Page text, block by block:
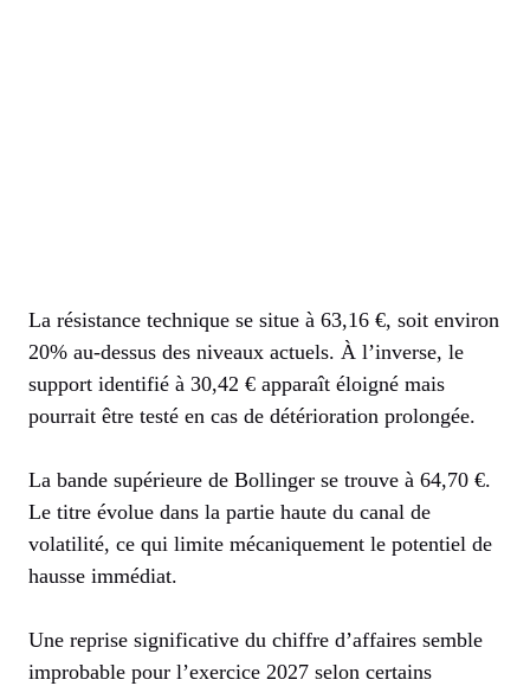
La résistance technique se situe à 63,16 €, soit environ
20% au-dessus des niveaux actuels. À l’inverse, le
support identifié à 30,42 € apparaît éloigné mais
pourrait être testé en cas de détérioration prolongée.
La bande supérieure de Bollinger se trouve à 64,70 €.
Le titre évolue dans la partie haute du canal de
volatilité, ce qui limite mécaniquement le potentiel de
hausse immédiat.
Une reprise significative du chiffre d’affaires semble
improbable pour l’exercice 2027 selon certains